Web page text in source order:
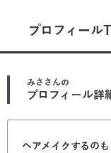
プロフィール
みさ さんの
プロフィール詳
ヘアメイクするの